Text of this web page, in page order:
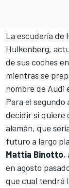
La escudería de
Hulkenberg,
de sus coches
mientras se
nombre de Audi
Para el
decidir si quiere
alemán, que
futuro a largo
Mattia Binotto,
en agosto
que cual tendrá